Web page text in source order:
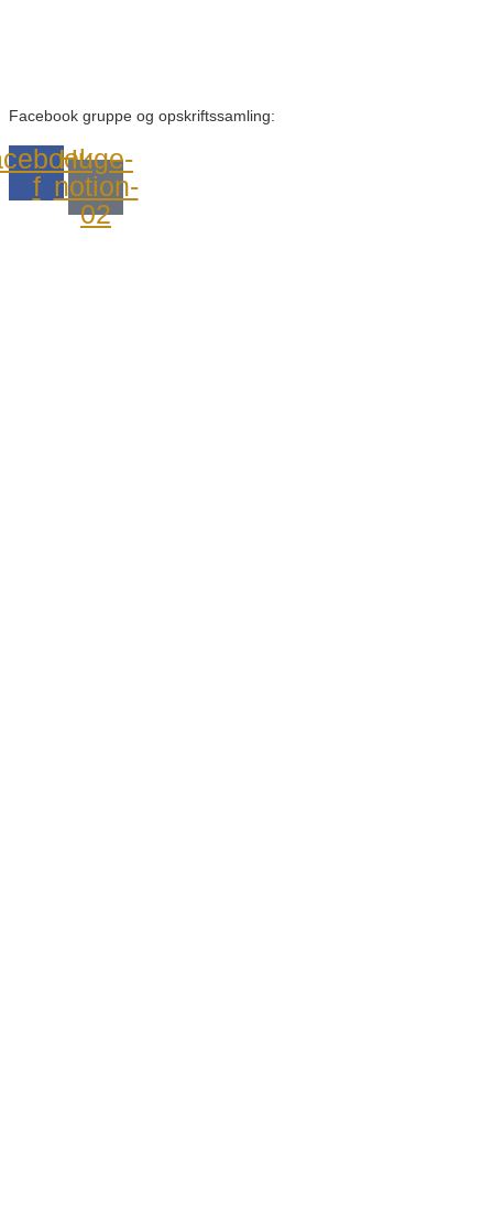
Facebook gruppe og opskriftssamling:
f
Huge-
notion-
02